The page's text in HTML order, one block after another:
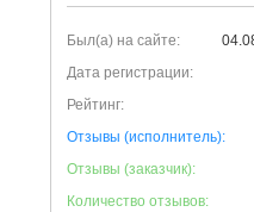
Был(а) на сайте:
Дата регистрации:
Рейтинг:
Отзывы (исполнитель):
Отзывы (заказчик):
Количество отзывов: